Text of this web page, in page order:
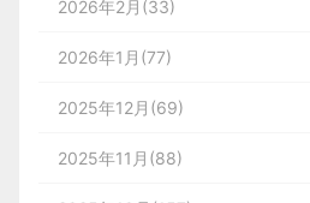
2026年2月(33)
2026年1月(77)
2025年12月(69)
2025年11月(88)